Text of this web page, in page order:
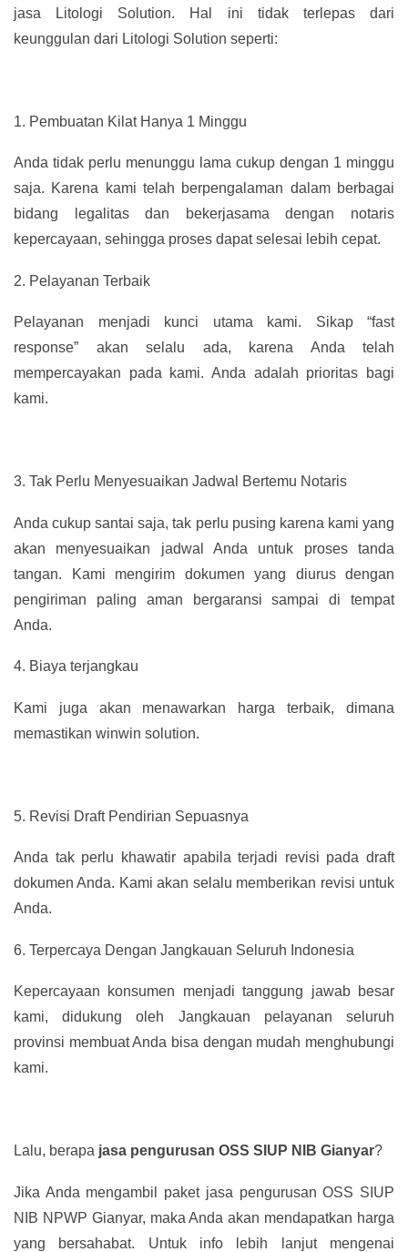
jasa Litologi Solution. Hal ini tidak terlepas dari
keunggulan dari Litologi Solution seperti:
1. Pembuatan Kilat Hanya 1 Minggu
Anda tidak perlu menunggu lama cukup dengan 1 minggu
saja. Karena kami telah berpengalaman dalam berbagai
bidang legalitas dan bekerjasama dengan notaris
kepercayaan, sehingga proses dapat selesai lebih cepat.
2. Pelayanan Terbaik
Pelayanan menjadi kunci utama kami. Sikap “fast
response” akan selalu ada, karena Anda telah
mempercayakan pada kami. Anda adalah prioritas bagi
kami.
3. Tak Perlu Menyesuaikan Jadwal Bertemu Notaris
Anda cukup santai saja, tak perlu pusing karena kami yang
akan menyesuaikan jadwal Anda untuk proses tanda
tangan. Kami mengirim dokumen yang diurus dengan
pengiriman paling aman bergaransi sampai di tempat
Anda.
4. Biaya terjangkau
Kami juga akan menawarkan harga terbaik, dimana
memastikan winwin solution.
5. Revisi Draft Pendirian Sepuasnya
Anda tak perlu khawatir apabila terjadi revisi pada draft
dokumen Anda. Kami akan selalu memberikan revisi untuk
Anda.
6. Terpercaya Dengan Jangkauan Seluruh Indonesia
Kepercayaan konsumen menjadi tanggung jawab besar
kami, didukung oleh Jangkauan pelayanan seluruh
provinsi membuat Anda bisa dengan mudah menghubungi
kami.
Lalu, berapa jasa pengurusan OSS SIUP NIB Gianyar?
Jika Anda mengambil paket jasa pengurusan OSS SIUP
NIB NPWP Gianyar, maka Anda akan mendapatkan harga
yang bersahabat. Untuk info lebih lanjut mengenai